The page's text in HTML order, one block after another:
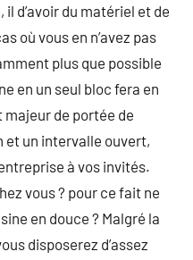
d’avoir du matériel et de
où vous en n’avez pas
plus que possible
en un seul bloc fera en
majeur de portée de
et un intervalle ouvert,
à vos invités.
vous ? pour ce fait ne
en douce ? Malgré la
disposerez d’assez